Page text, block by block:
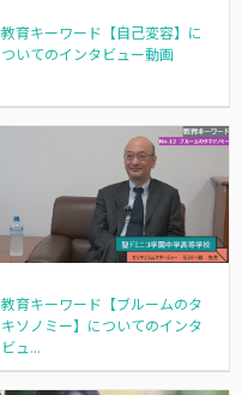
教育キーワード【自己変容】に
ついてのインタビュー動画
教育キーワード【ブルームのタ
キソノミー】についてのインタ
ビュ...